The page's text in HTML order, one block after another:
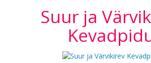
Suur ja